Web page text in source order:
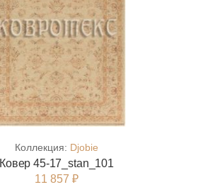
Коллекция: Djobie
Ковер 45-17_stan_101
11 857 ₽